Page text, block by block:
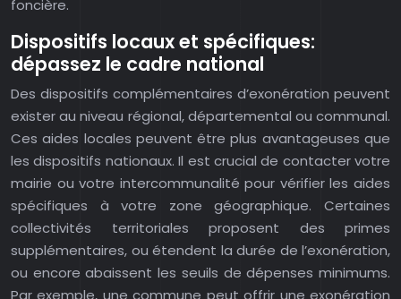
foncière.
Dispositifs locaux et spécifiques:
dépassez le cadre national
Des dispositifs complémentaires d’exonération peuvent
exister au niveau régional, départemental ou communal.
Ces aides locales peuvent être plus avantageuses que
les dispositifs nationaux. Il est crucial de contacter votre
mairie ou votre intercommunalité pour vérifier les aides
spécifiques à votre zone géographique. Certaines
collectivités territoriales proposent des primes
supplémentaires, ou étendent la durée de l’exonération,
ou encore abaissent les seuils de dépenses minimums.
Par exemple, une commune peut offrir une exonération